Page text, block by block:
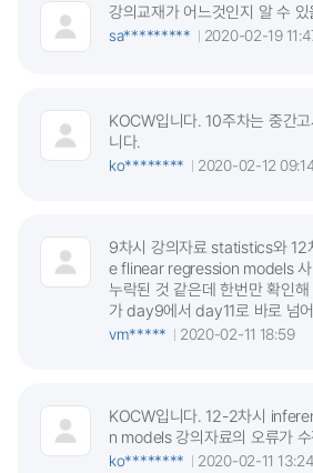
강의교재가 어느것인지 알 수 있
sa*********
2020-02-19
KOCW입니다. 10주차는 중간
니다.
ko********
2020-02-12
9차시 강의자료 statistics와
e flinear regression models 사
누락된 것 같은데 한번만 확인
가 day9에서 day11로 바로 넘
vm*****
2020-02-11 18:59
KOCW입니다. 12-2차시
n models 강의자료의 오류가
ko********
2020-02-11 13:24